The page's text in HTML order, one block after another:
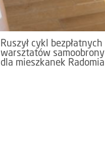
Ruszył cykl bezpłatnych
warsztatów samoobrony
dla mieszkanek Radomia